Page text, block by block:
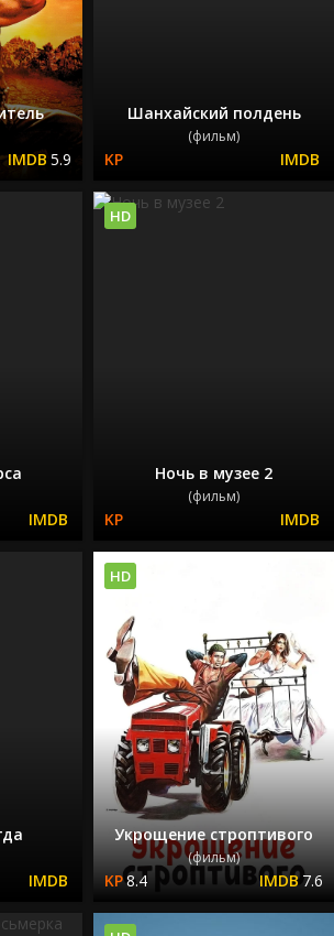
5.9
Шанхайский полдень
(фильм)
Ночь в музее 2
(фильм)
HD
Укрощение строптивого
(фильм)
8.4 7.6
HD